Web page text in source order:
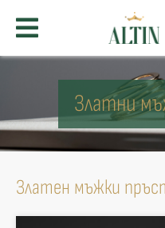
Златни
Златен мъжки